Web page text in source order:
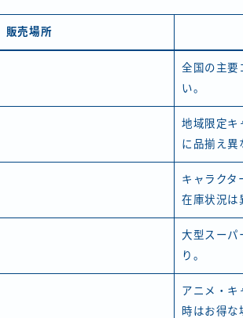
販売場所
全国の主要
い。
地域限定キ
に品揃え異
キャラクタ
在庫状況は
大型スーパ
り。
アニメ・キ
時はお得な